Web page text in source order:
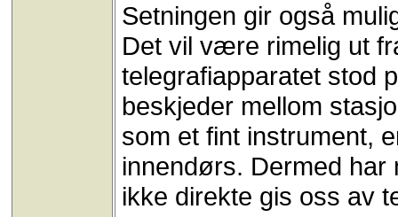
Setningen gir også
Det vil være rimelig ut
telegrafiapparatet stod
beskjeder mellom
som et fint instrument,
innendørs. Dermed
ikke direkte gis oss av